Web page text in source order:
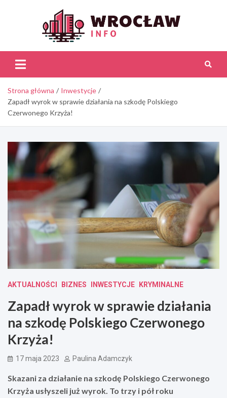
Strona główna
Inwestycje
Zapadł wyrok w sprawie działania na szkodę Polskiego
Czerwonego Krzyża!
AKTUALNOŚCI BIZNES INWESTYCJE KRYMINALNE
Zapadł wyrok w sprawie działania
na szkodę Polskiego Czerwonego
Krzyża!
17 maja 2023 Paulina Adamczyk
Skazani za działanie na szkodę Polskiego Czerwonego
Krzyża usłyszeli już wyrok. To trzy i pół roku